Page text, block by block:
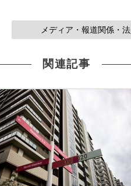
メディア・報道関係・
関連記事